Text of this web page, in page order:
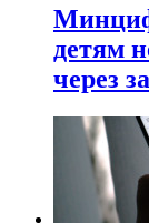
детям
через